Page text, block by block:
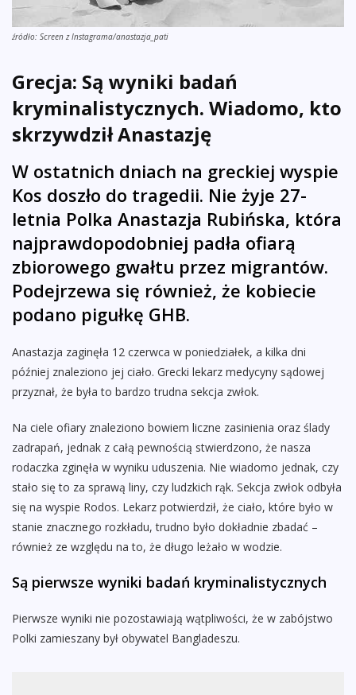
źródło: Screen z Instagrama/anastazja_pati
Grecja: Są wyniki badań
kryminalistycznych. Wiadomo, kto
skrzywdził Anastazję
W ostatnich dniach na greckiej wyspie
Kos doszło do tragedii. Nie żyje 27-
letnia Polka Anastazja Rubińska, która
najprawdopodobniej padła ofiarą
zbiorowego gwałtu przez migrantów.
Podejrzewa się również, że kobiecie
podano pigułkę GHB.
Anastazja zaginęła 12 czerwca w poniedziałek, a kilka dni
później znaleziono jej ciało. Grecki lekarz medycyny sądowej
przyznał, że była to bardzo trudna sekcja zwłok.
Na ciele ofiary znaleziono bowiem liczne zasinienia oraz ślady
zadrapań, jednak z całą pewnością stwierdzono, że nasza
rodaczka zginęła w wyniku uduszenia. Nie wiadomo jednak, czy
stało się to za sprawą liny, czy ludzkich rąk. Sekcja zwłok odbyła
się na wyspie Rodos. Lekarz potwierdził, że ciało, które było w
stanie znacznego rozkładu, trudno było dokładnie zbadać –
również ze względu na to, że długo leżało w wodzie.
Są pierwsze wyniki badań kryminalistycznych
Pierwsze wyniki nie pozostawiają wątpliwości, że w zabójstwo
Polki zamieszany był obywatel Bangladeszu.